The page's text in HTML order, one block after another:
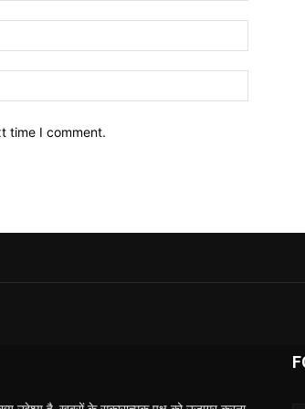
time I comment.